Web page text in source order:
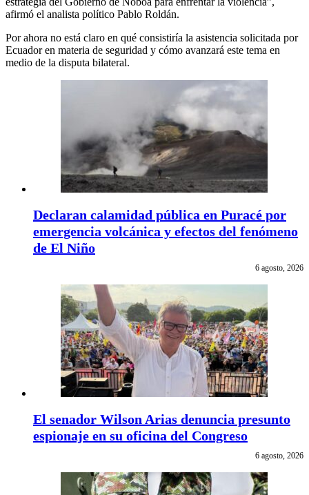
afirmó el analista político Pablo Roldán.
Por ahora no está claro en qué consistiría la asistencia solicitada por
Ecuador en materia de seguridad y cómo avanzará este tema en
medio de la disputa bilateral.
Declaran calamidad pública en Puracé por
emergencia volcánica y efectos del fenómeno
de El Niño
6 agosto, 2026
El senador Wilson Arias denuncia presunto
espionaje en su oficina del Congreso
6 agosto, 2026